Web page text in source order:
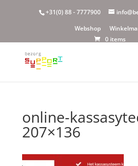
+31(0) 88 - 7777900
Webshop
0 items
online-
207×136